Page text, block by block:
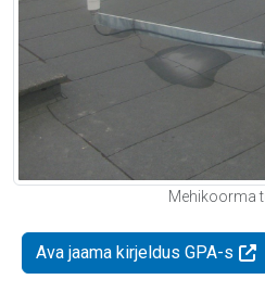
Mehikoorma
Ava jaama kirjeldus GPA-s